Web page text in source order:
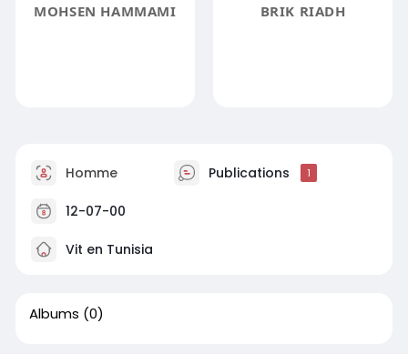
MOHSEN HAMMAMI BRIK RIADH
Homme Publications 1
12-07-00
Vit en Tunisia
Albums (0)